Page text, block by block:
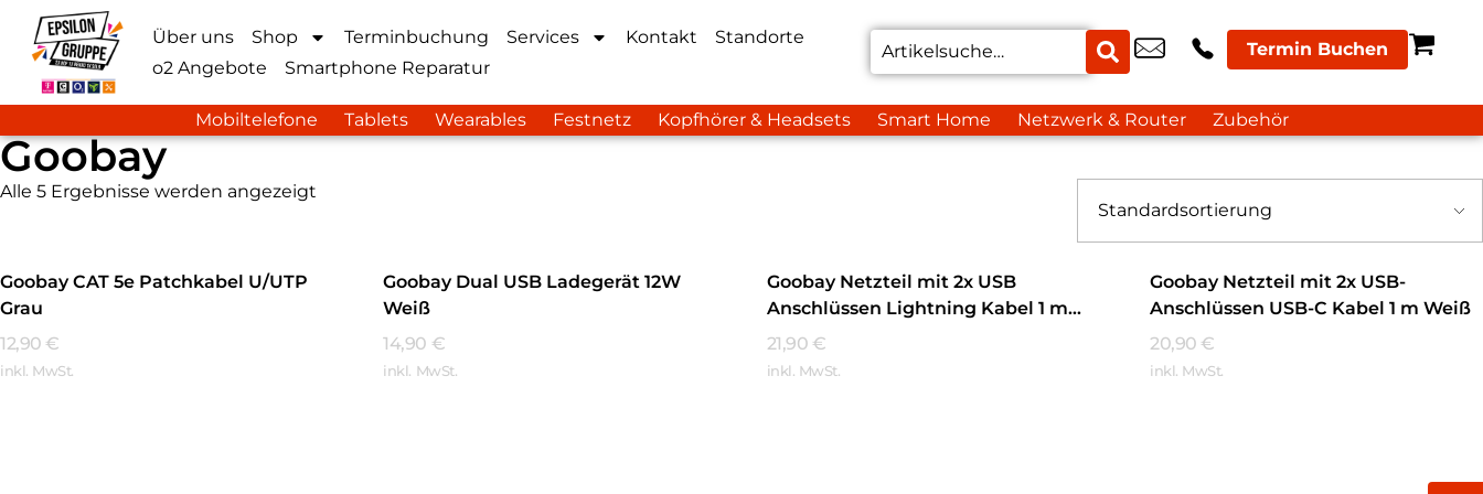
Über uns Shop Terminbuchung Services Kontakt
Standorte
o2 Angebote
Smartphone Reparatur
Termin Buchen
Mobiltelefone Tablets Wearables Festnetz Kopfhörer & Headsets Smart Home Netzwerk & Router Zubehör
Goobay
Alle 5 Ergebnisse werden angezeigt
Goobay CAT 5e Patchkabel U/UTP
Grau
12,90 €
inkl. MwSt.
Goobay Dual USB Ladegerät 12W
Weiß
14,90 €
inkl. MwSt.
Goobay Netzteil mit 2x USB
Anschlüssen Lightning Kabel 1 m
Schwarz
21,90 €
inkl. MwSt.
Goobay Netzteil mit 2x USB-
Anschlüssen USB-C Kabel 1 m Weiß
20,90 €
inkl. MwSt.